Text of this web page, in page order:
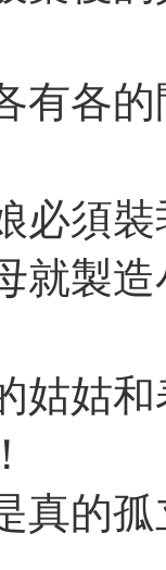
有各
必須
就製
姑姑
真的